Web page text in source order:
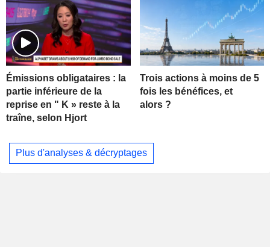
Émissions obligataires : la
partie inférieure de la
reprise en " K » reste à la
traîne, selon Hjort
Trois actions à moins de 5
fois les bénéfices, et
alors ?
Plus d'analyses & décryptages